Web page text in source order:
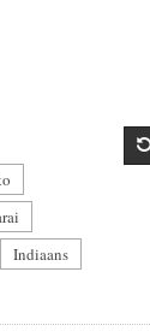
Indiaans